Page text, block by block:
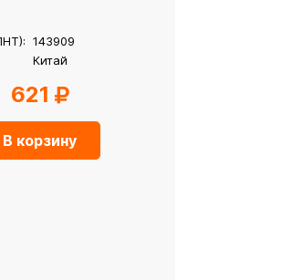
143909
Китай
621
В корзину